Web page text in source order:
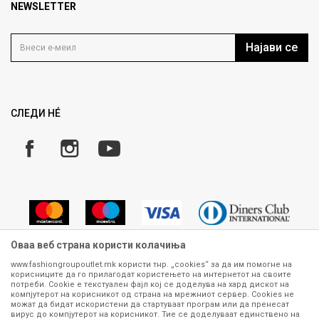
Продавница
Кариера
Политика на приватност
Како да купите
Замена и рефундација на производи
Плаќање
NEWSLETTER
Најави се
СЛЕДИ НÉ
Сите информации околу производите кои се изложени на нашата
онлајн продавница се стремиме да бидат конкретни, точни и прецизни,
меѓутоа не можеме да гарантираме дека се без ниту една грешка или
Оваа веб страна користи колачиња
www.fashiongroupoutlet.mk користи тнр. „cookies“ за да им помогне на
корисниците да го прилагодат користењето на интернетот на своите
потреби. Cookie е текстуален фајл кој се доделува на хард дискот на
компјутерот на корисникот од страна на мрежниот сервер. Cookies не
можат да бидат искористени да стартуваат програм или да пренесат
вирус до компјутерот на корисникот. Тие се доделуваат единствено на